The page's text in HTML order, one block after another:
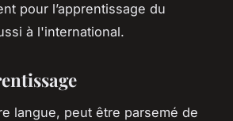
pour l’apprentissage du
à l'international.
langue, peut être parsemé de